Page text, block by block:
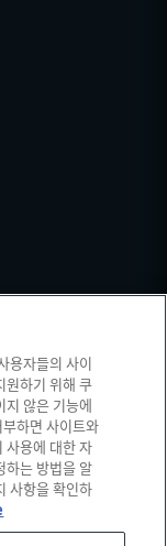
용자들의 사이
원하기 위해 쿠
지 않은 기능에
하면 사이트와
사용에 대한 자
하는 방법을 알
사항을 확인하